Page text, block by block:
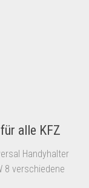
alle KFZ
Handyhalter
8 verschiedene